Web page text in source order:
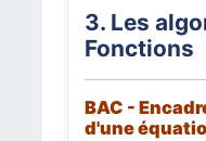
3. Les
Fonctions
BAC -
d'une